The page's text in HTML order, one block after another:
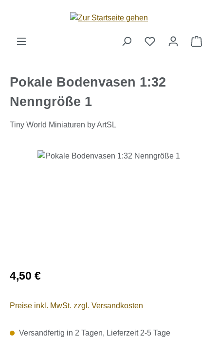
Zum Hauptinhalt springen
Pokale Bodenvasen 1:32
Nenngröße 1
Tiny World Miniaturen by ArtSL
Bildergalerie überspringen
Regulärer Preis:
4,50 €
Preise inkl. MwSt. zzgl. Versandkosten
Versandfertig in 2 Tagen, Lieferzeit 2-5 Tage